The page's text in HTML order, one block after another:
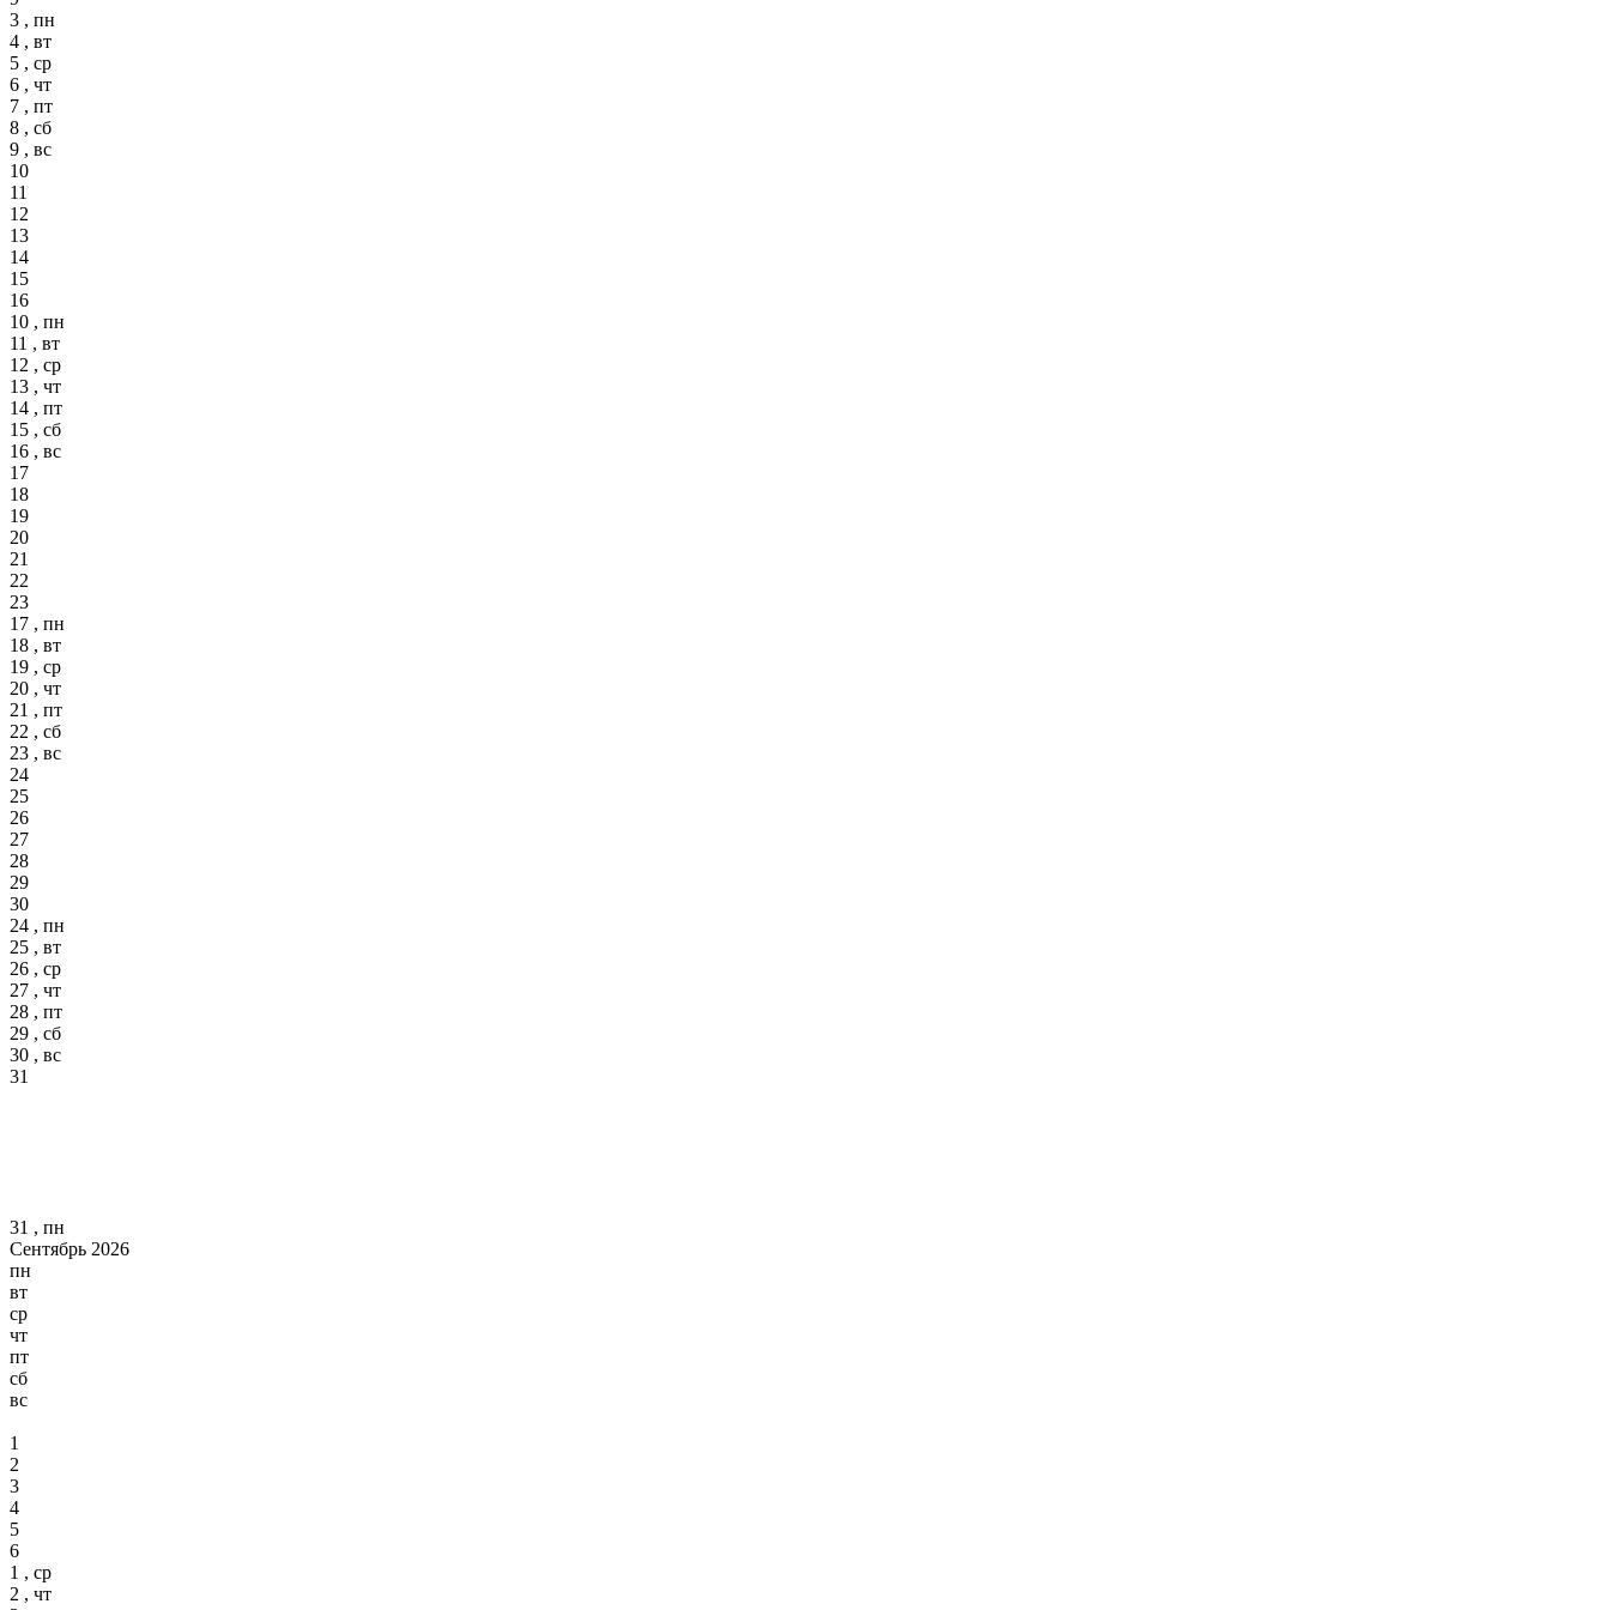
3 , пн
4 , вт
5 , ср
6 , чт
7 , пт
8 , сб
9 , вс
10
11
12
13
14
15
16
10 , пн
11 , вт
12 , ср
13 , чт
14 , пт
15 , сб
16 , вс
17
18
19
20
21
22
23
17 , пн
18 , вт
19 , ср
20 , чт
21 , пт
22 , сб
23 , вс
24
25
26
27
28
29
30
24 , пн
25 , вт
26 , ср
27 , чт
28 , пт
29 , сб
30 , вс
31
31 , пн
Сентябрь 2026
пн
вт
ср
чт
пт
сб
вс
1
2
3
4
5
6
1 , ср
2 , чт